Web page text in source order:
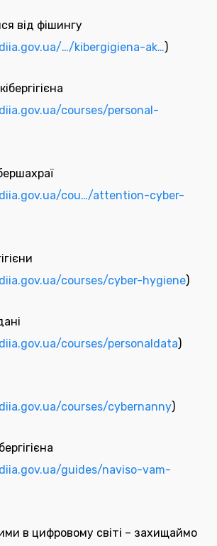
від фішингу
…/kibergigiena-ak…)
courses/personal-
cou…/attention-cyber-
courses/cyber-hygiene)
courses/personaldata)
courses/cybernanny)
guides/naviso-vam-
в цифровому світі – захищаймо